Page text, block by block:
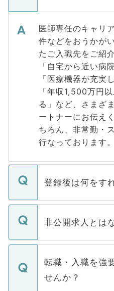
医師専任のキャリ
件などをおうかが
たご入職先をご紹
「自宅から近い病
「医療機器が充実
「年収1,500万円
る」など、さまざ
ートナーにお伝え
ちろん、非常勤・
行なっております。
登録後は何をす
ご登録いただきま
登録内容を確認し
ます。通常、5営
いただきますので
非公開求人とは
マイナビDOCTOR
うち約3割は、
けない「非公開求
下記の理由によっ
転職・入職を強
せんか？